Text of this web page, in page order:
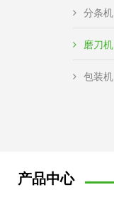
分条机
磨刀机
包装机
产品中心